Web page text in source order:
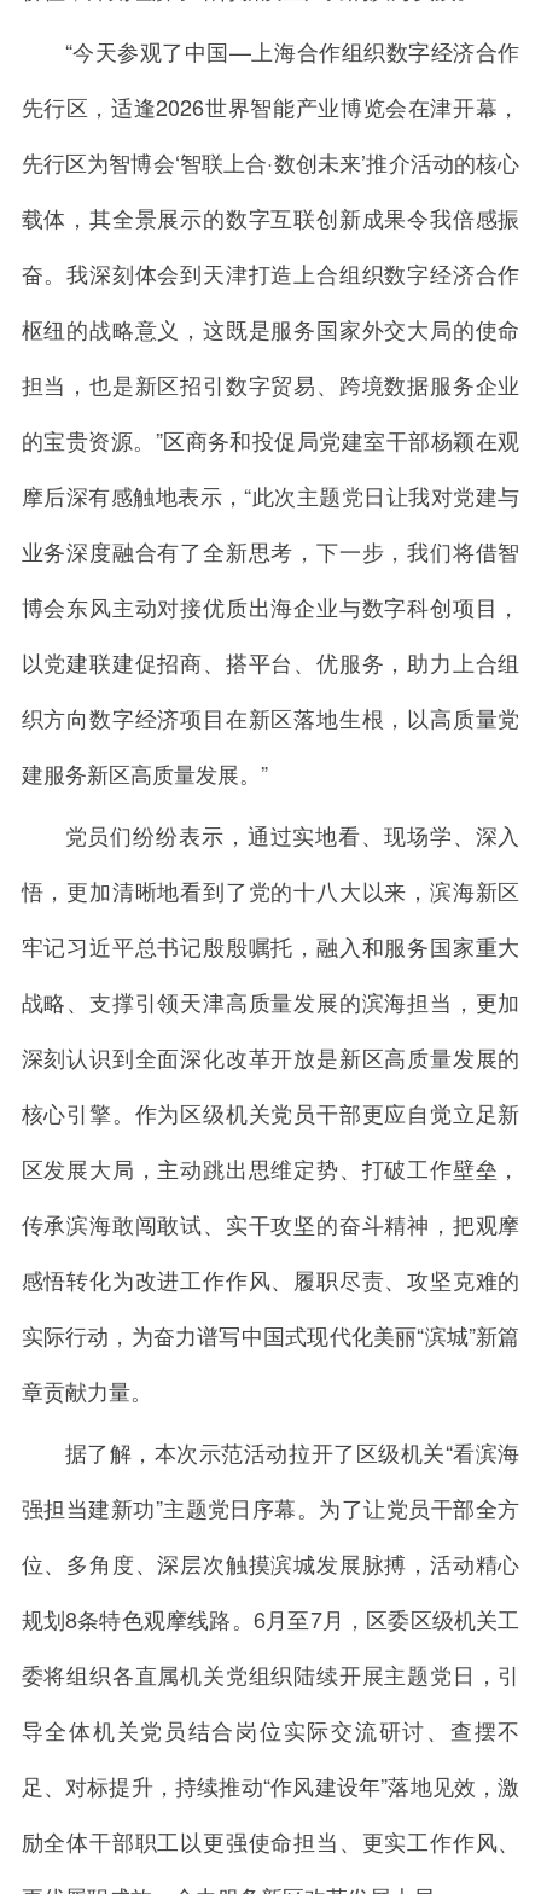
“今天参观了中国—上海合作组织数字经济合作
先行区，适逢2026世界智能产业博览会在津开幕，
先行区为智博会‘智联上合·数创未来’推介活动的核心
载体，其全景展示的数字互联创新成果令我倍感振
奋。我深刻体会到天津打造上合组织数字经济合作
枢纽的战略意义，这既是服务国家外交大局的使命
担当，也是新区招引数字贸易、跨境数据服务企业
的宝贵资源。”区商务和投促局党建室干部杨颖在观
摩后深有感触地表示，“此次主题党日让我对党建与
业务深度融合有了全新思考，下一步，我们将借智
博会东风主动对接优质出海企业与数字科创项目，
以党建联建促招商、搭平台、优服务，助力上合组
织方向数字经济项目在新区落地生根，以高质量党
建服务新区高质量发展。”
党员们纷纷表示，通过实地看、现场学、深入
悟，更加清晰地看到了党的十八大以来，滨海新区
牢记习近平总书记殷殷嘱托，融入和服务国家重大
战略、支撑引领天津高质量发展的滨海担当，更加
深刻认识到全面深化改革开放是新区高质量发展的
核心引擎。作为区级机关党员干部更应自觉立足新
区发展大局，主动跳出思维定势、打破工作壁垒，
传承滨海敢闯敢试、实干攻坚的奋斗精神，把观摩
感悟转化为改进工作作风、履职尽责、攻坚克难的
实际行动，为奋力谱写中国式现代化美丽“滨城”新篇
章贡献力量。
据了解，本次示范活动拉开了区级机关“看滨海
强担当建新功”主题党日序幕。为了让党员干部全方
位、多角度、深层次触摸滨城发展脉搏，活动精心
规划8条特色观摩线路。6月至7月，区委区级机关工
委将组织各直属机关党组织陆续开展主题党日，引
导全体机关党员结合岗位实际交流研讨、查摆不
足、对标提升，持续推动“作风建设年”落地见效，激
励全体干部职工以更强使命担当、更实工作作风、